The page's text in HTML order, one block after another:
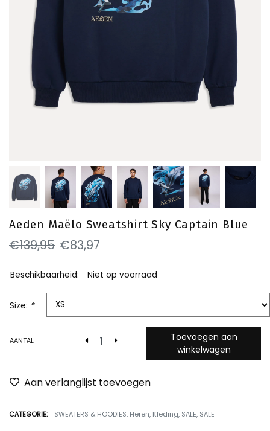
Aeden Maëlo Sweatshirt Sky Captain Blue
€139,95 €83,97
Beschikbaarheid: Niet op voorraad
Size: *
AANTAL
Toevoegen aan
winkelwagen
Aan verlanglijst toevoegen
CATEGORIE: SWEATERS & HOODIES, Heren, Kleding, SALE, SALE